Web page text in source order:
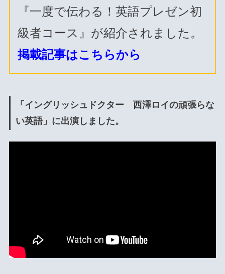
『一度で伝わる！英語プレゼン初
級者コース』が紹介されました。
掲載記事はこちらから
「イングリッシュドクター 西澤ロイの頑張らな
い英語」に出演しました。